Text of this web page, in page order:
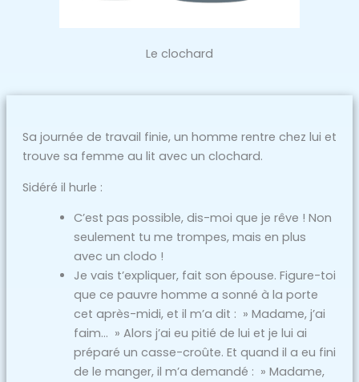
Le clochard
Sa journée de travail finie, un homme rentre chez lui et
trouve sa femme au lit avec un clochard.
Sidéré il hurle :
C’est pas possible, dis-moi que je rêve ! Non
seulement tu me trompes, mais en plus
avec un clodo !
Je vais t’expliquer, fait son épouse. Figure-toi
que ce pauvre homme a sonné à la porte
cet après-midi, et il m’a dit : » Madame, j’ai
faim… » Alors j’ai eu pitié de lui et je lui ai
préparé un casse-croûte. Et quand il a eu fini
de le manger, il m’a demandé : » Madame,